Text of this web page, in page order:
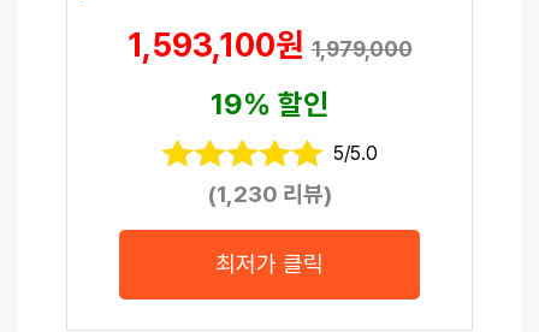
1,593,100원1,979,000
19% 할인
5/5.0
(1,230 리뷰)
최저가 클릭